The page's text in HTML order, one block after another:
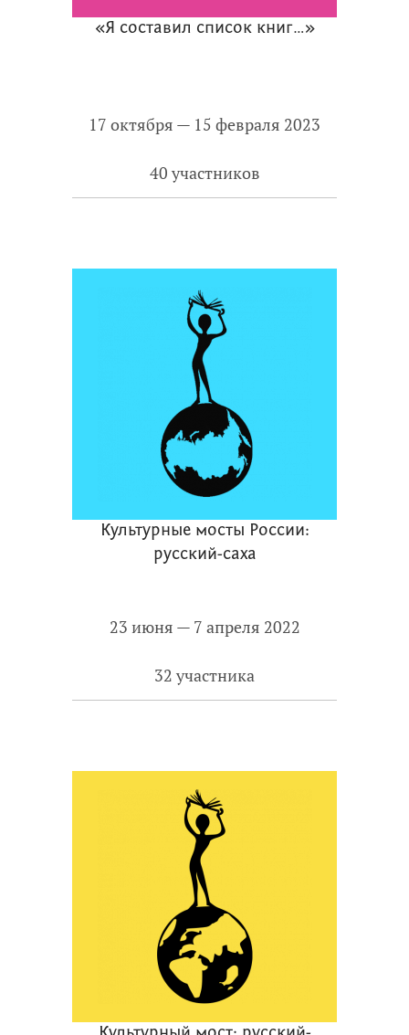
«Я составил список книг…»
17 октября — 15 февраля 2023
40 участников
Культурные мосты России:
русский-саха
23 июня — 7 апреля 2022
32 участника